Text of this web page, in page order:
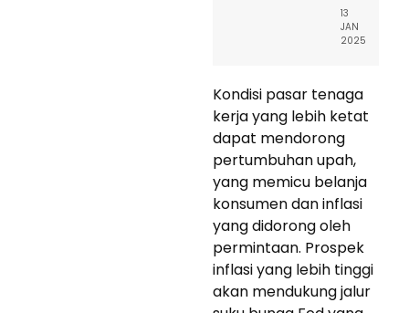
13
JAN
2025
Kondisi pasar tenaga
kerja yang lebih ketat
dapat mendorong
pertumbuhan upah,
yang memicu belanja
konsumen dan inflasi
yang didorong oleh
permintaan. Prospek
inflasi yang lebih tinggi
akan mendukung jalur